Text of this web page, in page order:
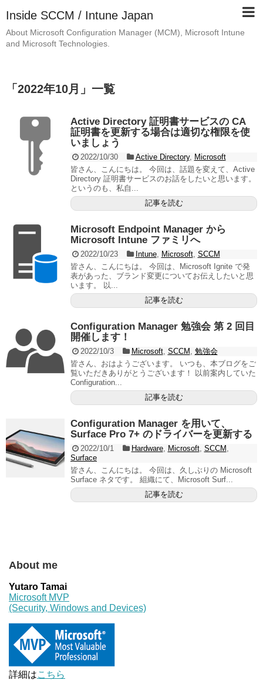
Inside SCCM / Intune Japan
About Microsoft Configuration Manager (MCM), Microsoft Intune
and Microsoft Technologies.
「 2022年10月 」 一覧
Active Directory 証明書サービスの CA
証明書を更新する場合は適切な権限を使
いましょう
2022/10/30 Active Directory, Microsoft
皆さん、こんにちは。 今回は、話題を変えて、Active
Directory 証明書サービスのお話をしたいと思います。
というのも、私自...
記事を読む
Microsoft Endpoint Manager から
Microsoft Intune ファミリへ
2022/10/23 Intune, Microsoft, SCCM
皆さん、こんにちは。 今回は、Microsoft Ignite で発
表があった、ブランド変更についてお伝えしたいと思
います。 以...
記事を読む
Configuration Manager 勉強会 第 2 回目
開催します！
2022/10/3 Microsoft, SCCM
勉強会
皆さん、おはようございます。 いつも、本ブログをご
覧いただきありがとうございます！ 以前案内していた
Configuration...
記事を読む
Configuration Manager を用いて、
Surface Pro 7+ のドライバーを更新する
2022/10/1 Hardware, Microsoft, SCCM
Surface
皆さん、こんにちは。 今回は、久しぶりの Microsoft
Surface ネタです。 組織にて、Microsoft Surf...
記事を読む
About me
Yutaro Tamai
Microsoft MVP
(Security, Windows and Devices)
詳細はこちら